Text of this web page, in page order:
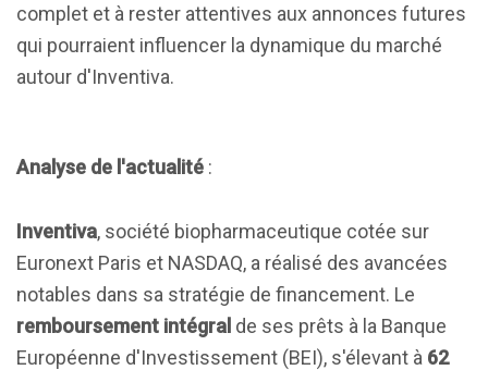
complet et à rester attentives aux annonces futures
qui pourraient influencer la dynamique du marché
autour d'Inventiva.
Analyse de l'actualité :
Inventiva, société biopharmaceutique cotée sur
Euronext Paris et NASDAQ, a réalisé des avancées
notables dans sa stratégie de financement. Le
remboursement intégral de ses prêts à la Banque
Européenne d'Investissement (BEI), s'élevant à 62